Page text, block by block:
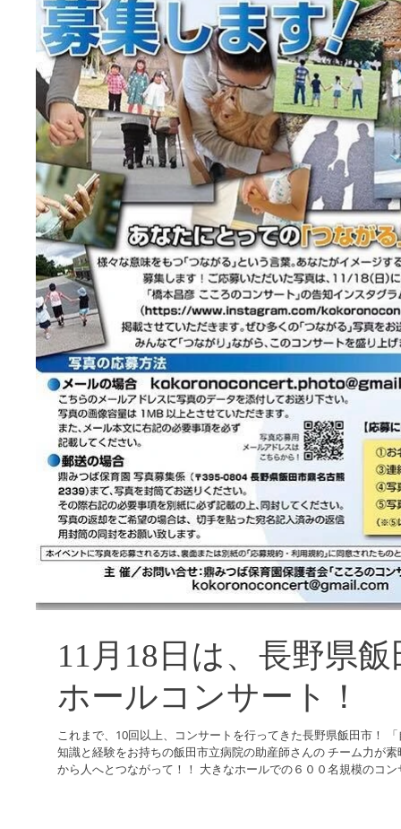
11月18日は、長野県
ホールコンサート！
これまで、10回以上、コンサートを行ってきた長野県飯田市！
知識と経験をお持ちの飯田市立病院の助産師さんの チーム力が
から人へとつながって！！ 大きなホールでの６００名規模のコ